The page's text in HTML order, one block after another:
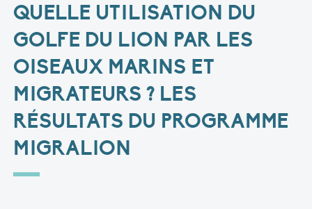
QUELLE UTILISATION DU
GOLFE DU LION PAR LES
OISEAUX MARINS ET
MIGRATEURS ? LES
RÉSULTATS DU PROGRAMME
MIGRALION